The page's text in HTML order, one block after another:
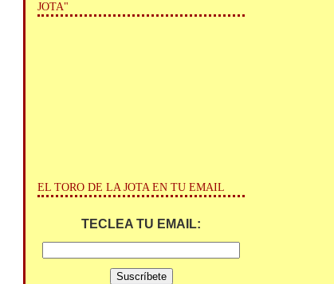
JOTA"
EL TORO DE LA JOTA EN TU EMAIL
TECLEA TU EMAIL: